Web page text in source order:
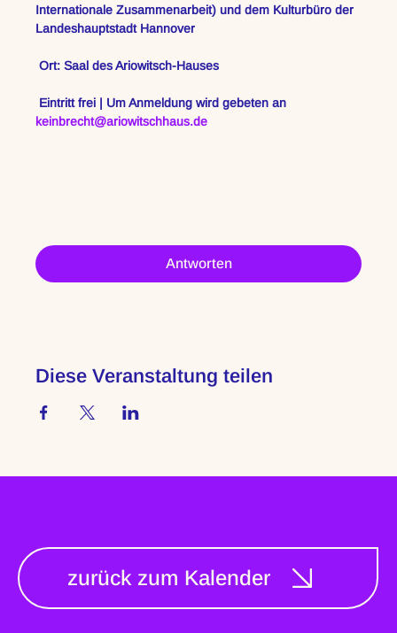
Internationale Zusammenarbeit) und dem Kulturbüro der
Landeshauptstadt Hannover
Ort: Saal des Ariowitsch-Hauses
Eintritt frei | Um Anmeldung wird gebeten an
keinbrecht@ariowitschhaus.de
Antworten
Diese Veranstaltung teilen
zurück zum Kalender